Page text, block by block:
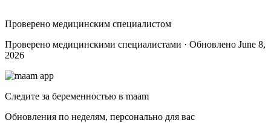
Проверено медицинским специалистом
Проверено медицинскими специалистами · Обновлено June 8,
2026
Следите за беременностью в maam
Обновления по неделям, персонально для вас